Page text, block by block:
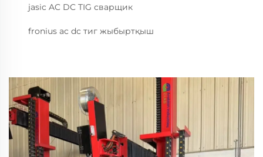
jasic AC DC TIG сварщик
fronius ac dc тиг жыбыртқыш